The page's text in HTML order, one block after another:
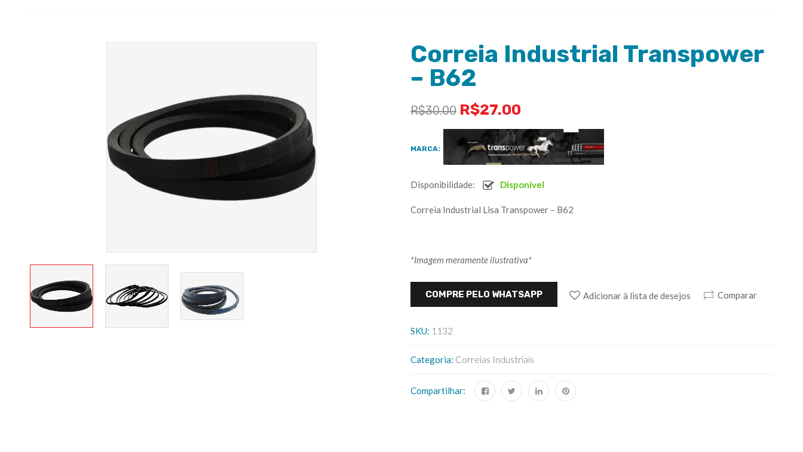
Correia Industrial Transpower
– B62
R$30.00 R$27.00
MARCA:
Disponibilidade: Disponível
Correia Industrial Lisa Transpower – B62
*Imagem meramente ilustrativa*
COMPRE PELO WHATSAPP Adicionar à lista de desejos Comparar
SKU: 1132
Categoria: Correias Industriais
Compartilhar: